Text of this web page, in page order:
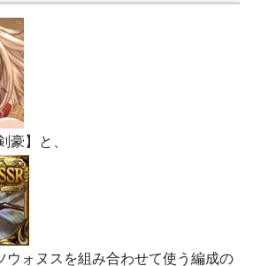
豪】と、
ウォヌスを組み合わせて使う編成の